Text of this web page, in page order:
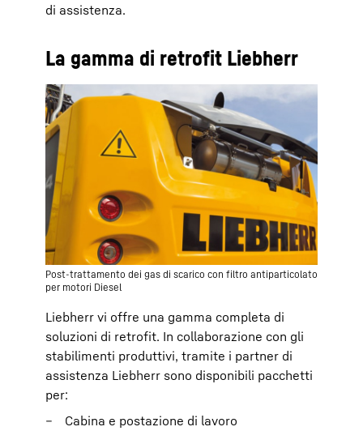
di assistenza.
La gamma di retrofit Liebherr
Post-trattamento dei gas di scarico con filtro antiparticolato
per motori Diesel
Liebherr vi offre una gamma completa di
soluzioni di retrofit. In collaborazione con gli
stabilimenti produttivi, tramite i partner di
assistenza Liebherr sono disponibili pacchetti
per:
Cabina e postazione di lavoro